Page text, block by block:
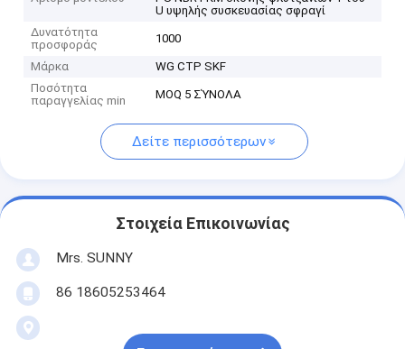
U υψηλής συσκευασίας σφραγί
Δυνατότητα
προσφοράς
1000
Μάρκα
WG CTP SKF
Ποσότητα
παραγγελίας min
MOQ 5 ΣΎΝΟΛΑ
Δείτε περισσότερων
Στοιχεία Επικοινωνίας
Mrs. SUNNY
86 18605253464